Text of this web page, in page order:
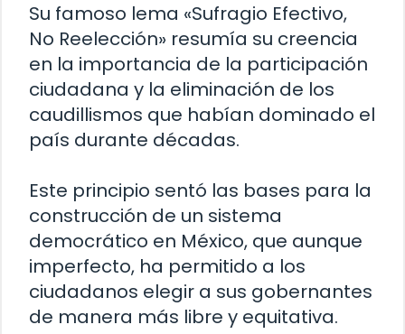
Su famoso lema «Sufragio Efectivo,
No Reelección» resumía su creencia
en la importancia de la participación
ciudadana y la eliminación de los
caudillismos que habían dominado el
país durante décadas.
Este principio sentó las bases para la
construcción de un sistema
democrático en México, que aunque
imperfecto, ha permitido a los
ciudadanos elegir a sus gobernantes
de manera más libre y equitativa.